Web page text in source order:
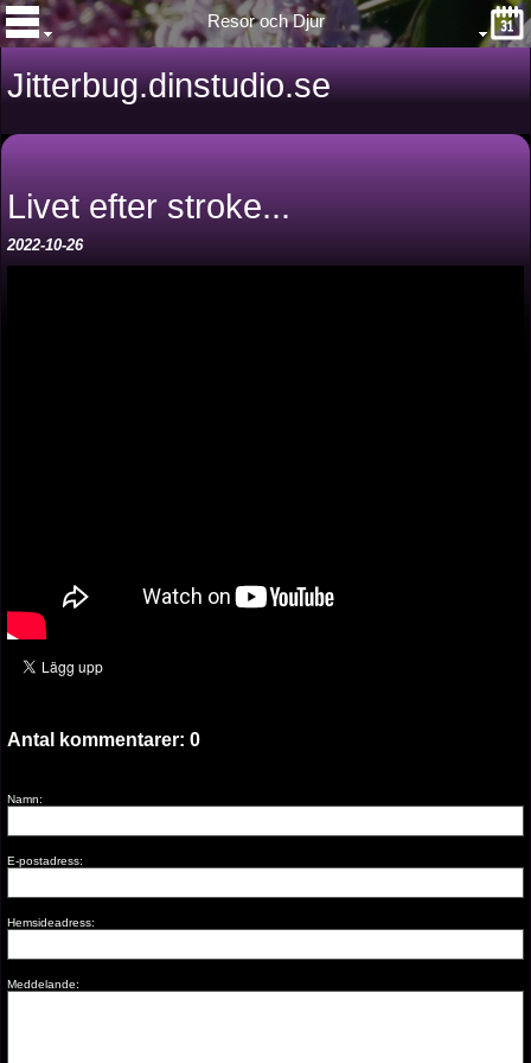
Jitterbug.dinstudio.se
Resor och Djur
Livet efter stroke...
2022-10-26
Antal kommentarer: 0
Namn:
E-postadress:
Hemsideadress:
Meddelande: